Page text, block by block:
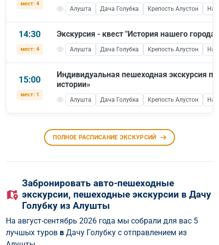
мест: 4
Алушта Дача Голубка Крепость Алустон
14:30
мест: 4
Экскурсия - квест "История нашего города"
Алушта Дача Голубка Крепость Алустон
15:00
мест: 1
Индивидуальная пешеходная экскурсия
истории»
Алушта Дача Голубка Крепость Алустон
ПОЛНОЕ РАСПИСАНИЕ ЭКСКУРСИЙ
Забронировать авто-пешеходные
экскурсии, пешеходные экскурcии в Дачу
Голубку из Алушты
На август-сентябрь 2026 года мы собрали для вас 5
лучшых туров в Дачу Голубку с отправлением из